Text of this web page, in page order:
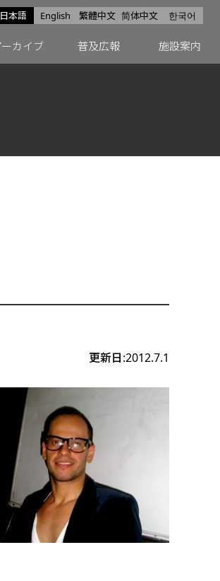
日本語 English 繁體中文 简体中文 한국어
スInstagram
ーカイブ 普及広報 施設案内
更新日:2012.7.1